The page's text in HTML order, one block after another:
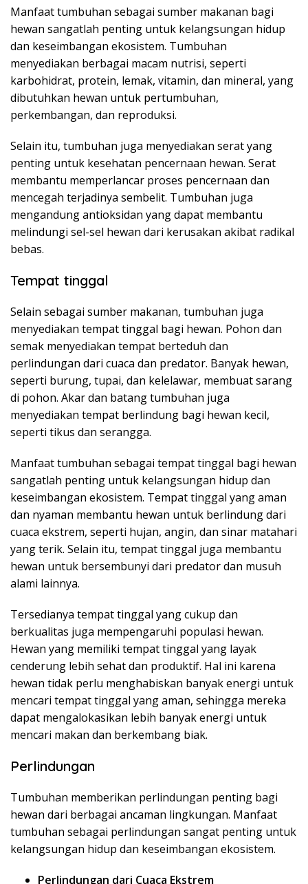
Manfaat tumbuhan sebagai sumber makanan bagi
hewan sangatlah penting untuk kelangsungan hidup
dan keseimbangan ekosistem. Tumbuhan
menyediakan berbagai macam nutrisi, seperti
karbohidrat, protein, lemak, vitamin, dan mineral, yang
dibutuhkan hewan untuk pertumbuhan,
perkembangan, dan reproduksi.
Selain itu, tumbuhan juga menyediakan serat yang
penting untuk kesehatan pencernaan hewan. Serat
membantu memperlancar proses pencernaan dan
mencegah terjadinya sembelit. Tumbuhan juga
mengandung antioksidan yang dapat membantu
melindungi sel-sel hewan dari kerusakan akibat radikal
bebas.
Tempat tinggal
Selain sebagai sumber makanan, tumbuhan juga
menyediakan tempat tinggal bagi hewan. Pohon dan
semak menyediakan tempat berteduh dan
perlindungan dari cuaca dan predator. Banyak hewan,
seperti burung, tupai, dan kelelawar, membuat sarang
di pohon. Akar dan batang tumbuhan juga
menyediakan tempat berlindung bagi hewan kecil,
seperti tikus dan serangga.
Manfaat tumbuhan sebagai tempat tinggal bagi hewan
sangatlah penting untuk kelangsungan hidup dan
keseimbangan ekosistem. Tempat tinggal yang aman
dan nyaman membantu hewan untuk berlindung dari
cuaca ekstrem, seperti hujan, angin, dan sinar matahari
yang terik. Selain itu, tempat tinggal juga membantu
hewan untuk bersembunyi dari predator dan musuh
alami lainnya.
Tersedianya tempat tinggal yang cukup dan
berkualitas juga mempengaruhi populasi hewan.
Hewan yang memiliki tempat tinggal yang layak
cenderung lebih sehat dan produktif. Hal ini karena
hewan tidak perlu menghabiskan banyak energi untuk
mencari tempat tinggal yang aman, sehingga mereka
dapat mengalokasikan lebih banyak energi untuk
mencari makan dan berkembang biak.
Perlindungan
Tumbuhan memberikan perlindungan penting bagi
hewan dari berbagai ancaman lingkungan. Manfaat
tumbuhan sebagai perlindungan sangat penting untuk
kelangsungan hidup dan keseimbangan ekosistem.
Perlindungan dari Cuaca Ekstrem